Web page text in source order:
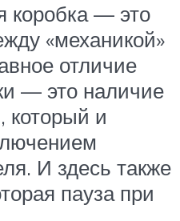
коробка — это
«механикой»
отличие
— это наличие
который и
И здесь также
пауза при